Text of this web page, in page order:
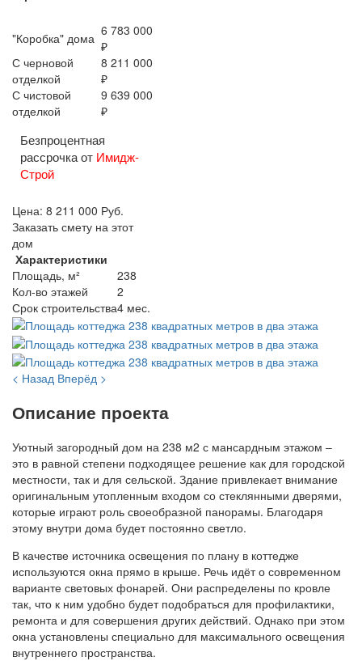
"Коробка" дома 6 783 000
₽
С черновой
отделкой
8 211 000
₽
С чистовой
отделкой
9 639 000
₽
Безпроцентная
рассрочка от Имидж-
Строй
Цена: 8 211 000 Руб.
Заказать смету на этот
дом
Характеристики
Площадь, м²
238
Кол-во этажей
2
Срок строительства4 мес.
< Назад Вперёд >
Описание проекта
Уютный загородный дом на 238 м2 с мансардным этажом –
это в равной степени подходящее решение как для городской
местности, так и для сельской. Здание привлекает внимание
оригинальным утопленным входом со стеклянными дверями,
которые играют роль своеобразной панорамы. Благодаря
этому внутри дома будет постоянно светло.
В качестве источника освещения по плану в коттедже
используются окна прямо в крыше. Речь идёт о современном
варианте световых фонарей. Они распределены по кровле
так, что к ним удобно будет подобраться для профилактики,
ремонта и для совершения других действий. Однако при этом
окна установлены специально для максимального освещения
внутреннего пространства.